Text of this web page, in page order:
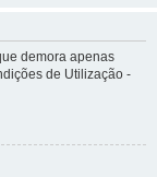
demora apenas
de Utilização -